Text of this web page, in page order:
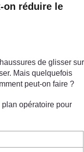
on réduire le
de glisser sur
Mais quelquefois
peut-on faire ?
opératoire pour